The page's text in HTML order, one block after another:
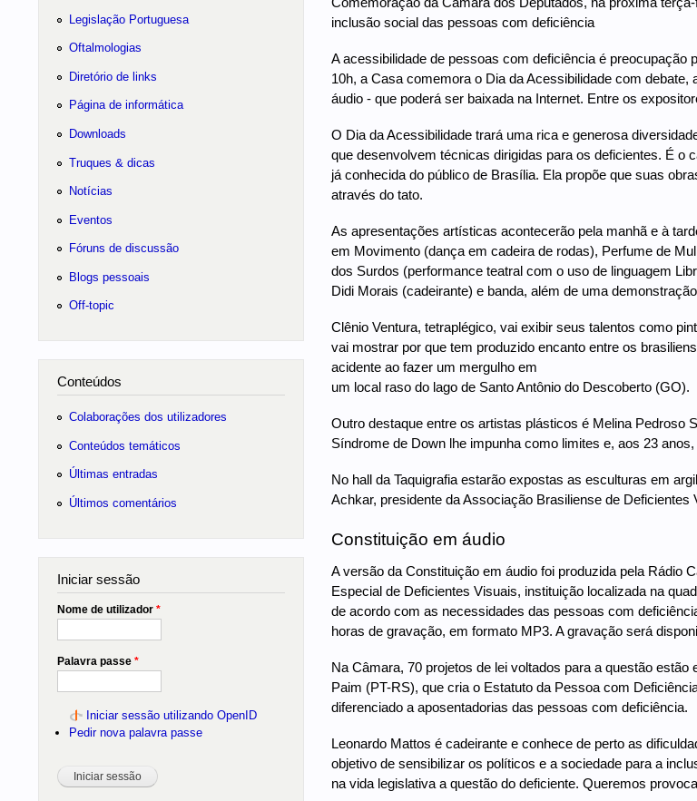
inclusão social das pessoas com deficiência
A acessibilidade de pessoas com deficiência é
10h, a Casa comemora o Dia da Acessibilidade com
áudio - que poderá ser baixada na Internet. Entre os
O Dia da Acessibilidade trará uma rica e generosa
que desenvolvem técnicas dirigidas para os deficientes. É o
já conhecida do público de Brasília. Ela propõe que suas
através do tato.
As apresentações artísticas acontecerão pela manhã e à
em Movimento (dança em cadeira de rodas), Perfume de
dos Surdos (performance teatral com o uso de linguagem
Didi Morais (cadeirante) e banda, além de uma
Clênio Ventura, tetraplégico, vai exibir seus talentos como
vai mostrar por que tem produzido encanto entre os
acidente ao fazer um mergulho em
um local raso do lago de Santo Antônio do Descoberto (GO).
Outro destaque entre os artistas plásticos é Melina Pedroso
Síndrome de Down lhe impunha como limites e, aos 23
No hall da Taquigrafia estarão expostas as esculturas em
Achkar, presidente da Associação Brasiliense de
Constituição em áudio
A versão da Constituição em áudio foi produzida pela Rádio
Especial de Deficientes Visuais, instituição localizada na
de acordo com as necessidades das pessoas com
horas de gravação, em formato MP3. A gravação será
Na Câmara, 70 projetos de lei voltados para a questão
Paim (PT-RS), que cria o Estatuto da Pessoa com
diferenciado a aposentadorias das pessoas com deficiência.
Leonardo Mattos é cadeirante e conhece de perto as
objetivo de sensibilizar os políticos e a sociedade para a
na vida legislativa a questão do deficiente. Queremos
Legislação Portuguesa
Oftalmologias
Diretório de links
Página de informática
Downloads
Truques & dicas
Notícias
Eventos
Fóruns de discussão
Blogs pessoais
Off-topic
Conteúdos
Colaborações dos utilizadores
Conteúdos temáticos
Últimas entradas
Últimos comentários
Iniciar sessão
Nome de utilizador *
Palavra passe *
Iniciar sessão utilizando OpenID
Pedir nova palavra passe